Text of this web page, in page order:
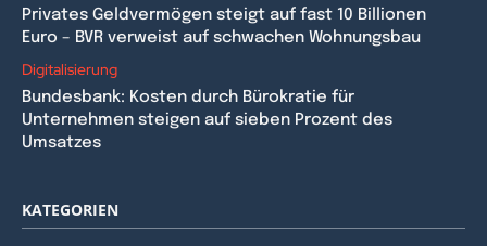
Privates Geldvermögen steigt auf fast 10 Billionen
Euro – BVR verweist auf schwachen Wohnungsbau
Digitalisierung
Bundesbank: Kosten durch Bürokratie für
Unternehmen steigen auf sieben Prozent des
Umsatzes
KATEGORIEN